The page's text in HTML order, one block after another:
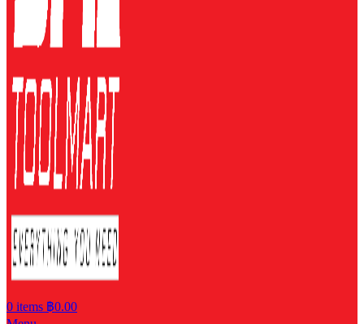
0 items ฿0.00